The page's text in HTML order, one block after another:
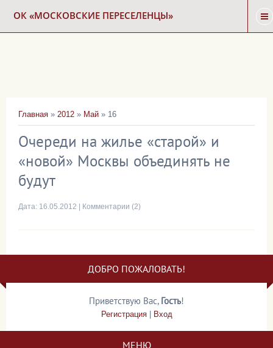
ОК «МОСКОВСКИЕ ПЕРЕСЕЛЕНЦЫ»
КАРТА СНОСА
ФОРУМ
КОНТАКТЫ
Главная » 2012 » Май » 16
Очереди на жилье «старой» и
«новой» Москвы объединять не
будут
Дата: 16.05.2012 Комментарии (2)
ДОБРО ПОЖАЛОВАТЬ!
Приветствую Вас, Гость!
Регистрация| Вход
МЕНЮ